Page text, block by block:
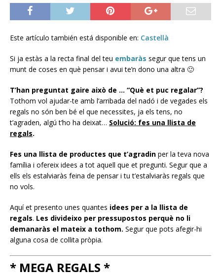
Este artículo también está disponible en: Castellà
Si ja estàs a la recta final del teu embaràs segur que tens un
munt de coses en què pensar i avui te’n dono una altra 🙂
T’han preguntat gaire això de … “Què et puc regalar”?
Tothom vol ajudar-te amb l’arribada del nadó i de vegades els
regals no són ben bé el que necessites, ja els tens, no
t’agraden, algú t’ho ha deixat… Solució: fes una llista de
regals.
Fes una llista de productes que t’agradin per la teva nova
família i ofereix idees a tot aquell que et pregunti. Segur que a
ells els estalviaràs feina de pensar i tu t’estalviaràs regals que
no vols.
Aquí et presento unes quantes idees per a la llista de
regals. Les divideixo per pressupostos perquè no li
demanaràs el mateix a tothom. Segur que pots afegir-hi
alguna cosa de collita pròpia.
* MEGA REGALS *